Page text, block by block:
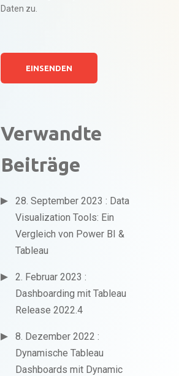
Daten zu.
Verwandte
Beiträge
28. September 2023 : Data
Visualization Tools: Ein
Vergleich von Power BI &
Tableau
2. Februar 2023 :
Dashboarding mit Tableau
Release 2022.4
8. Dezember 2022 :
Dynamische Tableau
Dashboards mit Dynamic